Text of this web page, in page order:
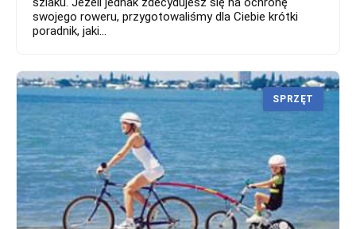
swojego roweru, przygotowaliśmy dla Ciebie krótki
poradnik, jaki...
SPRZĘT